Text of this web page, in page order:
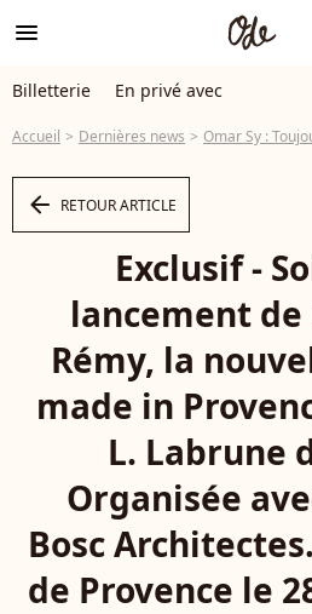
menu
Billetterie En privé avec
Accueil Dernières news Omar Sy : Toujours
arrow_left RETOUR ARTICLE
Exclusif -
lancement de
Rémy, la
made in
L. Labrune
Organisée
Bosc
de Provence le